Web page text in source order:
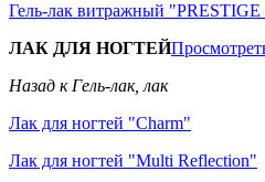
Гель-лак витражный
ЛАК ДЛЯ НОГТЕЙ
Назад к Гель-лак, лак
Лак для ногтей "Charm"
Лак для ногтей "Multi Reflection"